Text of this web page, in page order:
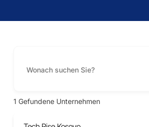
1 Gefundene Unternehmen